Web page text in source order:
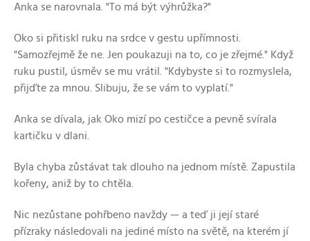
Anka se narovnala. "To má být výhrůžka?"
Oko si přitiskl ruku na srdce v gestu upřímnosti.
"Samozřejmě že ne. Jen poukazuji na to, co je zřejmé." Když
ruku pustil, úsměv se mu vrátil. "Kdybyste si to rozmyslela,
přijďte za mnou. Slibuju, že se vám to vyplatí."
Anka se dívala, jak Oko mizí po cestičce a pevně svírala
kartičku v dlani.
Byla chyba zůstávat tak dlouho na jednom místě. Zapustila
kořeny, aniž by to chtěla.
Nic nezůstane pohřbeno navždy — a teď ji její staré
přízraky následovali na jediné místo na světě, na kterém jí